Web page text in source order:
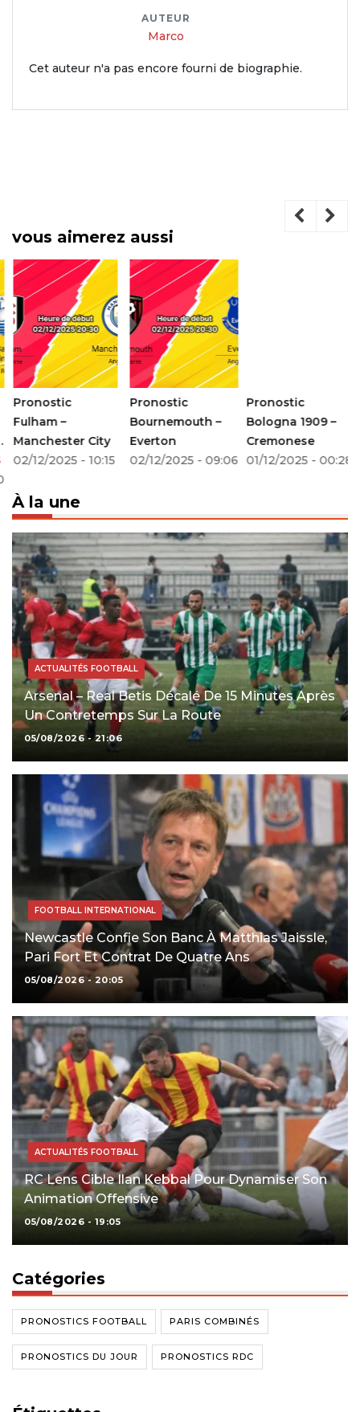
AUTEUR
Marco
Cet auteur n'a pas encore fourni de biographie.
vous aimerez aussi
Pronostic
Fulham –
Manchester City
02/12/2025 - 10:15
Pronostic
Bournemouth –
Everton
02/12/2025 - 09:06
Pronostic
Bologna 1909 –
Cremonese
01/12/2025 - 00:28
À la une
ACTUALITÉS FOOTBALL
Arsenal – Real Betis Décalé De 15 Minutes Après
Un Contretemps Sur La Route
05/08/2026 - 21:06
FOOTBALL INTERNATIONAL
Newcastle Confie Son Banc À Matthias Jaissle,
Pari Fort Et Contrat De Quatre Ans
05/08/2026 - 20:05
ACTUALITÉS FOOTBALL
RC Lens Cible Ilan Kebbal Pour Dynamiser Son
Animation Offensive
05/08/2026 - 19:05
Catégories
PRONOSTICS FOOTBALL PARIS COMBINÉS
PRONOSTICS DU JOUR PRONOSTICS RDC